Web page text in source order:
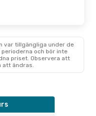
var tillgängliga under de
och bör inte
priset. Observera att
att ändras.